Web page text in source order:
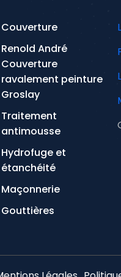
Couverture
Renold André
Couverture
ravalement peinture
Groslay
Traitement
antimousse
Hydrofuge et
étanchéité
Maçonnerie
Gouttières